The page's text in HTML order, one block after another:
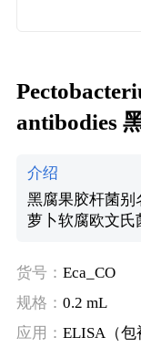
antibodies
介绍
黑腐果胶杆菌别
萝卜软腐欧文氏
货号： Eca_CO
规格： 0.2 mL
应用： ELISA（包